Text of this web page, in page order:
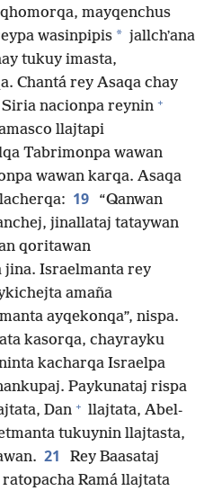
mayqenchus
wasinpipis * jallchʼana
tukuy imasta,
Chantá rey Asaqa chay
nacionpa reynin +
llajtapi
Tabrimonpa wawan
wawan karqa. Asaqa
19
“Qanwan
jinallataj tataywan
qoritawan
jina. Israelmanta rey
amaña
ayqekonqa”, nispa.
kasorqa, chayrayku
kacharqa Israelpa
Paykunataj rispa
Dan + llajtata, Abel-
tukuynin llajtasta,
21
Rey Baasataj
Ramá llajtata